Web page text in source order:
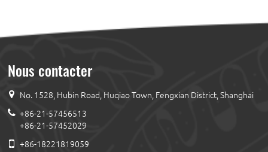
Nous contacter
No. 1528, Hubin Road, Huqiao Town, Fengxian District, Shanghai
+86-21-57456513
+86-21-57452029
+86-18221819059